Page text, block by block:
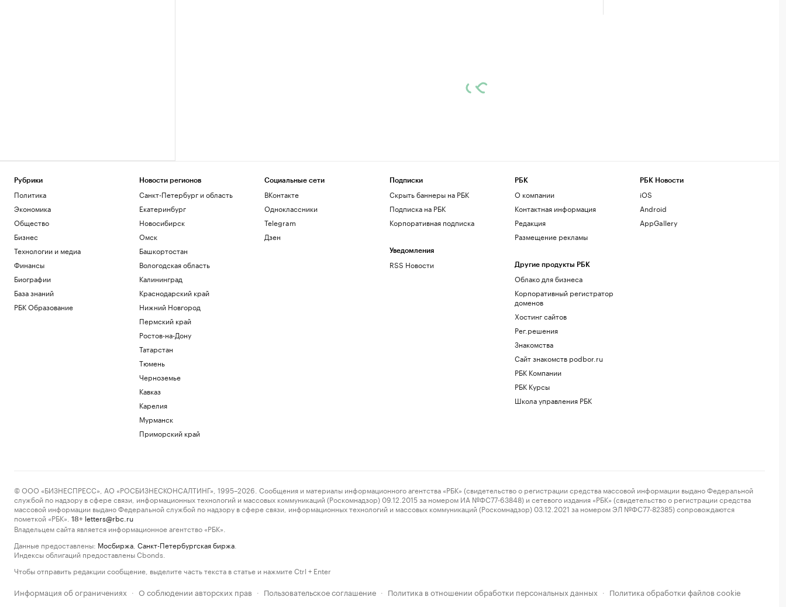
Рубрики
Политика
Экономика
Общество
Бизнес
Технологии и медиа
Финансы
Биографии
База знаний
РБК Образование
Новости регионов
Санкт-Петербург и область
Екатеринбург
Новосибирск
Омск
Башкортостан
Вологодская область
Калининград
Краснодарский край
Нижний Новгород
Пермский край
Ростов-на-Дону
Татарстан
Тюмень
Черноземье
Кавказ
Карелия
Мурманск
Приморский край
Социальные сети
ВКонтакте
Одноклассники
Telegram
Дзен
Подписки
Скрыть баннеры на РБК
Подписка на РБК
Корпоративная подписка
Уведомления
RSS Новости
РБК
О компании
Контактная информация
Редакция
Размещение рекламы
Другие продукты РБК
Облако для бизнеса
Корпоративный регистратор
доменов
Хостинг сайтов
Рег.решения
Знакомства
Сайт знакомств podbor.ru
РБК Компании
РБК Курсы
Школа управления РБК
РБК Новости
iOS
Android
AppGallery
© ООО «БИЗНЕСПРЕСС», АО «РОСБИЗНЕСКОНСАЛТИНГ», 1995–2026. Сообщения и материалы информационного агентства «РБК» (свидетельство о регистрации средства массовой информации выдано Федеральной
службой по надзору в сфере связи, информационных технологий и массовых коммуникаций (Роскомнадзор) 09.12.2015 за номером ИА №ФС77-63848) и сетевого издания «РБК» (свидетельство о регистрации средства
массовой информации выдано Федеральной службой по надзору в сфере связи, информационных технологий и массовых коммуникаций (Роскомнадзор) 03.12.2021 за номером ЭЛ №ФС77-82385) сопровождаются
пометкой «РБК».
18+ letters@rbc.ru
Владельцем сайта является информационное агентство «РБК».
Данные предоставлены: Мосбиржа Санкт-Петербургская биржа
Индексы облигаций предоставлены Cbonds.
Чтобы отправить редакции сообщение, выделите часть текста в статье и нажмите Ctrl + Enter
Информация об ограничениях · О соблюдении авторских прав · Пользовательское соглашение · Политика в отношении обработки персональных данных · Политика обработки файлов cookie